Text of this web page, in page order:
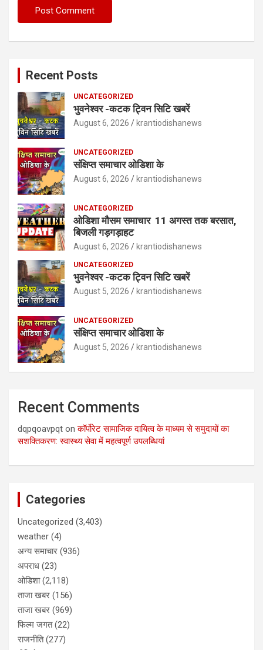
Recent Posts
UNCATEGORIZED
भुवनेश्वर -कटक ट्विन सिटि खबरें
August 6, 2026 krantiodishanews
UNCATEGORIZED
संक्षिप्त समाचार ओडिशा के
August 6, 2026 krantiodishanews
UNCATEGORIZED
ओडिशा मौसम समाचार 11 अगस्त तक बरसात,
बिजली गड़गड़ाहट
August 6, 2026 krantiodishanews
UNCATEGORIZED
भुवनेश्वर -कटक ट्विन सिटि खबरें
August 5, 2026 krantiodishanews
UNCATEGORIZED
संक्षिप्त समाचार ओडिशा के
August 5, 2026 krantiodishanews
Recent Comments
dqpqoavpqt onकॉर्पोरेट सामाजिक दायित्व के माध्यम से समुदायों का
सशक्तिकरण: स्वास्थ्य सेवा में महत्वपूर्ण उपलब्धियां
Categories
Uncategorized (3,403)
weather (4)
अन्य समाचार (936)
अपराध (23)
ओडिशा(2,118)
ताजा खबर (156)
ताजा खबर (969)
फिल्म जगत(22)
राजनीति(277)